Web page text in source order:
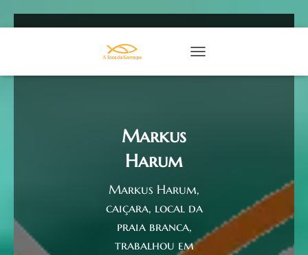
Markus
Harum
Markus Harum,
caiçara, local da
praia branca,
trabalhou em